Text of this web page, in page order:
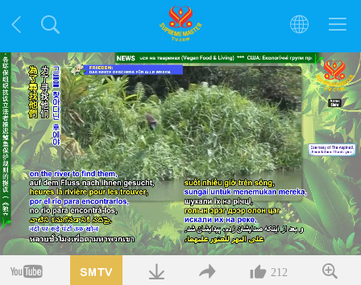
静
音
/
完
成:
3.49%
解
析
212